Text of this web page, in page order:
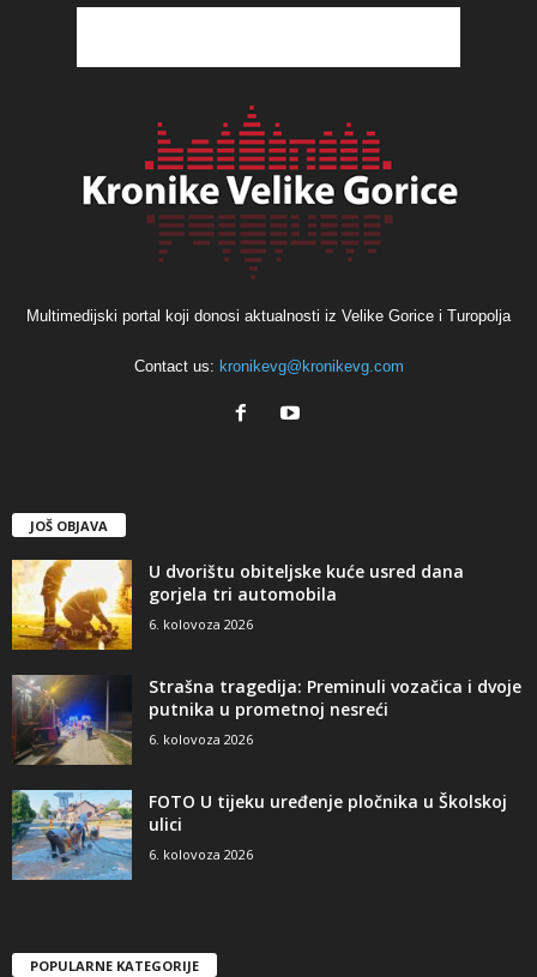
Multimedijski portal koji donosi aktualnosti iz Velike Gorice i Turopolja
Contact us: kronikevg@kronikevg.com
JOŠ OBJAVA
U dvorištu obiteljske kuće usred dana
gorjela tri automobila
6. kolovoza 2026
Strašna tragedija: Preminuli vozačica i dvoje
putnika u prometnoj nesreći
6. kolovoza 2026
FOTO U tijeku uređenje pločnika u Školskoj
ulici
6. kolovoza 2026
POPULARNE KATEGORIJE